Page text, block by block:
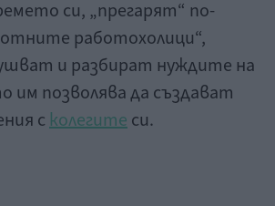
си, „прегарят“ по-
работохолици“,
и разбират нуждите на
им позволява да създават
сколегитеси.